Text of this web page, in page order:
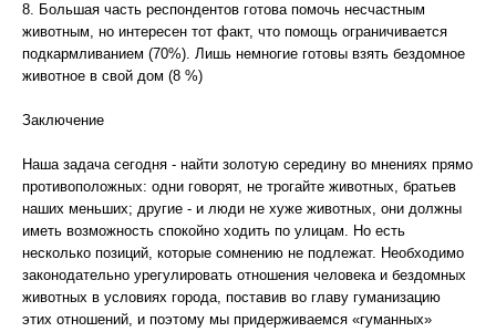
8. Большая часть респондентов готова помочь несчастным
животным, но интересен тот факт, что помощь ограничивается
подкармливанием (70%). Лишь немногие готовы взять бездомное
животное в свой дом (8 %)
Заключение
Наша задача сегодня - найти золотую середину во мнениях прямо
противоположных: одни говорят, не трогайте животных, братьев
наших меньших; другие - и люди не хуже животных, они должны
иметь возможность спокойно ходить по улицам. Но есть
несколько позиций, которые сомнению не подлежат. Необходимо
законодательно урегулировать отношения человека и бездомных
животных в условиях города, поставив во главу гуманизацию
этих отношений, и поэтому мы придерживаемся «гуманных»